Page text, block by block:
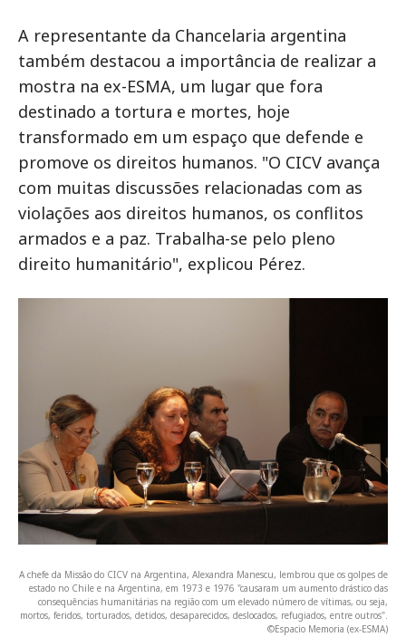
A representante da Chancelaria argentina
também destacou a importância de realizar a
mostra na ex-ESMA, um lugar que fora
destinado a tortura e mortes, hoje
transformado em um espaço que defende e
promove os direitos humanos. "O CICV avança
com muitas discussões relacionadas com as
violações aos direitos humanos, os conflitos
armados e a paz. Trabalha-se pelo pleno
direito humanitário", explicou Pérez.
A chefe da Missão do CICV na Argentina, Alexandra Manescu, lembrou que os golpes de
estado no Chile e na Argentina, em 1973 e 1976 "causaram um aumento drástico das
consequências humanitárias na região com um elevado número de vítimas, ou seja,
mortos, feridos, torturados, detidos, desaparecidos, deslocados, refugiados, entre outros".
©Espacio Memoria (ex-ESMA)